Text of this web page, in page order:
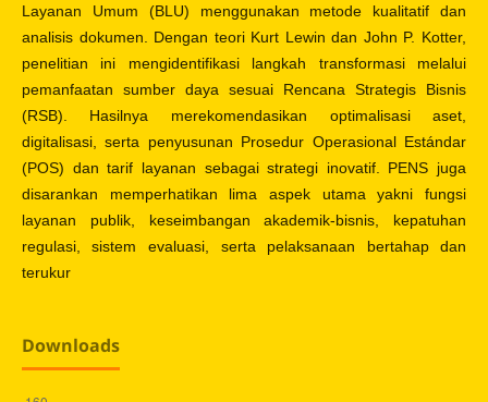
Layanan Umum (BLU) menggunakan metode kualitatif dan
analisis dokumen. Dengan teori Kurt Lewin dan John P. Kotter,
penelitian ini mengidentifikasi langkah transformasi melalui
pemanfaatan sumber daya sesuai Rencana Strategis Bisnis
(RSB). Hasilnya merekomendasikan optimalisasi aset,
digitalisasi, serta penyusunan Prosedur Operasional Estándar
(POS) dan tarif layanan sebagai strategi inovatif. PENS juga
disarankan memperhatikan lima aspek utama yakni fungsi
layanan publik, keseimbangan akademik-bisnis, kepatuhan
regulasi, sistem evaluasi, serta pelaksanaan bertahap dan
terukur
Downloads